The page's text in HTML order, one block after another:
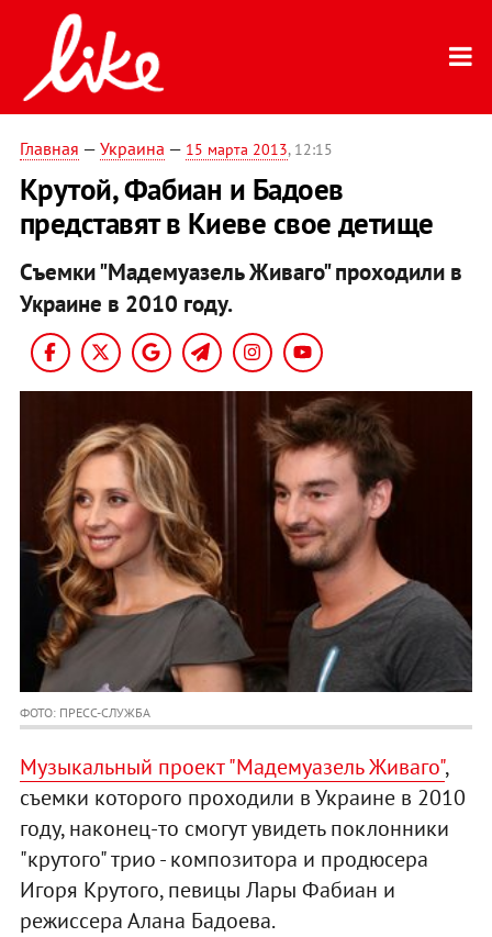
Главная — Украина — 15 марта 2013, 12:15
Крутой, Фабиан и Бадоев
представят в Киеве свое детище
Cъемки "Мадемуазель Живаго" проходили в
Украине в 2010 году.
ФОТО: ПРЕСС-СЛУЖБА
Музыкальный проект "Мадемуазель Живаго",
съемки которого проходили в Украине в 2010
году, наконец-то смогут увидеть поклонники
"крутого" трио - композитора и продюсера
Игоря Крутого, певицы Лары Фабиан и
режиссера Алана Бадоева.